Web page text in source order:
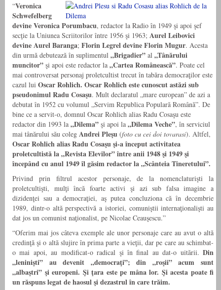
“Veronica
Schwefelberg
devine Veronica Porumbacu, redactor la Radio în 1949 şi apoi şef
secţie la Uniunea Scriitorilor între 1956 şi 1963; Aurel Leibovici
devine Aurel Baranga; Florin Legrel devine Florin Mugur. Acesta
din urmă debutează în suplimentul „Brigadier” al „Tânărului
muncitor” şi apoi este redactor la „Cartea Românească”. Poate cel
mai controversat personaj proletcultist trecut în tabăra democraţilor este
cazul lui Oscar Rohlich. Oscar Rohlich este cunoscut astăzi sub
pseudonimul Radu Cosaşu. Mult declaratul „mare european” de azi a
debutat în 1952 cu volumul „Servim Republica Populară Română”. De
bine ce a servit-o, domnul Oscar Rohlich alias Radu Cosaşu este
redactor din 1993 la „Dilema” şi apoi la „Dilema Veche”, în serviciul
mai tânărului său coleg Andrei Pleşu (foto cu cei doi tovarasi). Altfel,
Oscar Rohlich alias Radu Cosaşu şi-a început activitatea
proletcultistă la „Revista Elevilor” între anii 1948 şi 1949 şi
începând cu anul 1949 îl găsim redactor la „Scânteia Tineretului”.
Privind prin filtrul acestor personaje, de la nomenclaturişti la
proletcultişti, mulţi încă foarte activi şi azi sub falsa imagine a
dizidenţei sau a democraţiei, aş putea concluziona că în decembrie
1989, dintr-o altă perspectivă a istoriei, comuniştii internaţionalişti au
dat jos un comunist naţionalist, pe Nicolae Ceauşescu.”
“Oferim mai jos câteva exemple ale unor personaje care au avut o altă
credinţă şi o altă slujire în prima parte a vieţii, dar pe care au schimbat-
o mai apoi, au modificat-o radical şi în final au dat-o uitării. Din
„leninişti” au devenit „democraţi”; din „roşii” acum sunt
„albaştri” şi europeni. Şi ţara este pe mâna lor. Şi acesta poate fi
un răspuns legat de haosul şi dezastrul în care trăim.